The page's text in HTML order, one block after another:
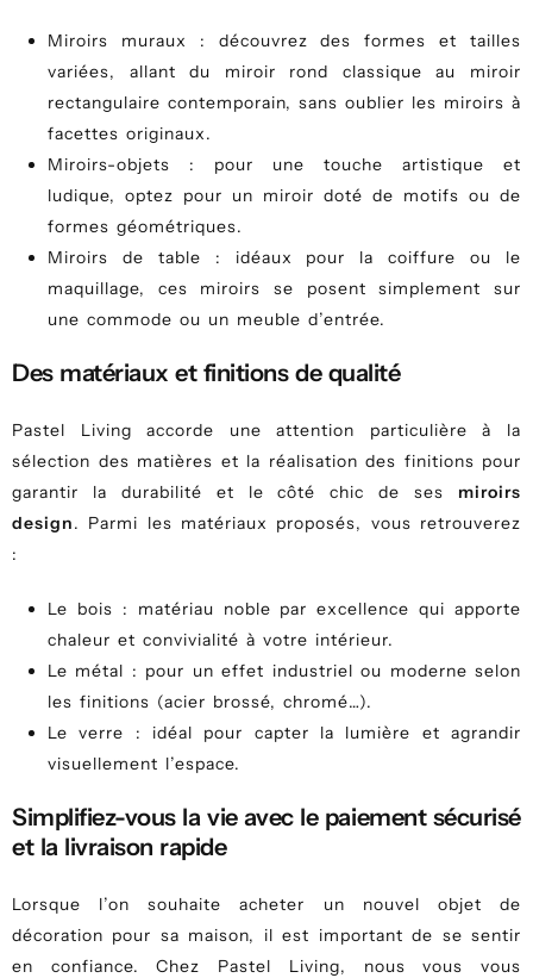
Miroirs muraux : découvrez des formes et tailles
variées, allant du miroir rond classique au miroir
rectangulaire contemporain, sans oublier les miroirs à
facettes originaux.
Miroirs-objets : pour une touche artistique et
ludique, optez pour un miroir doté de motifs ou de
formes géométriques.
Miroirs de table : idéaux pour la coiffure ou le
maquillage, ces miroirs se posent simplement sur
une commode ou un meuble d’entrée.
Des matériaux et finitions de qualité
Pastel Living accorde une attention particulière à la
sélection des matières et la réalisation des finitions pour
garantir la durabilité et le côté chic de ses miroirs
design. Parmi les matériaux proposés, vous retrouverez
:
Le bois : matériau noble par excellence qui apporte
chaleur et convivialité à votre intérieur.
Le métal : pour un effet industriel ou moderne selon
les finitions (acier brossé, chromé…).
Le verre : idéal pour capter la lumière et agrandir
visuellement l’espace.
Simplifiez-vous la vie avec le paiement sécurisé
et la livraison rapide
Lorsque l’on souhaite acheter un nouvel objet de
décoration pour sa maison, il est important de se sentir
en confiance. Chez Pastel Living, nous vous vous